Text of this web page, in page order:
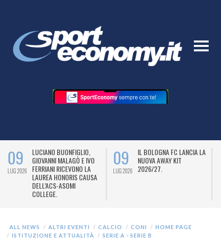
09
LUG 2026
LUCIANO BUONFIGLIO,
GIOVANNI MALAGÒ E IVO
FERRIANI RICEVONO LA
LAUREA HONORIS CAUSA
DELL’ACS-ASOMI
COLLEGE.
09
LUG 2026
IL BOLOGNA FC LANCIA LA
NUOVA AWAY KIT
2026/27.
ALL NEWS ALTRI EVENTI CALCIO CONI
HOME PAGE
ISTITUZIONE E ATTUALITÀ
SERIE A - SERIE B